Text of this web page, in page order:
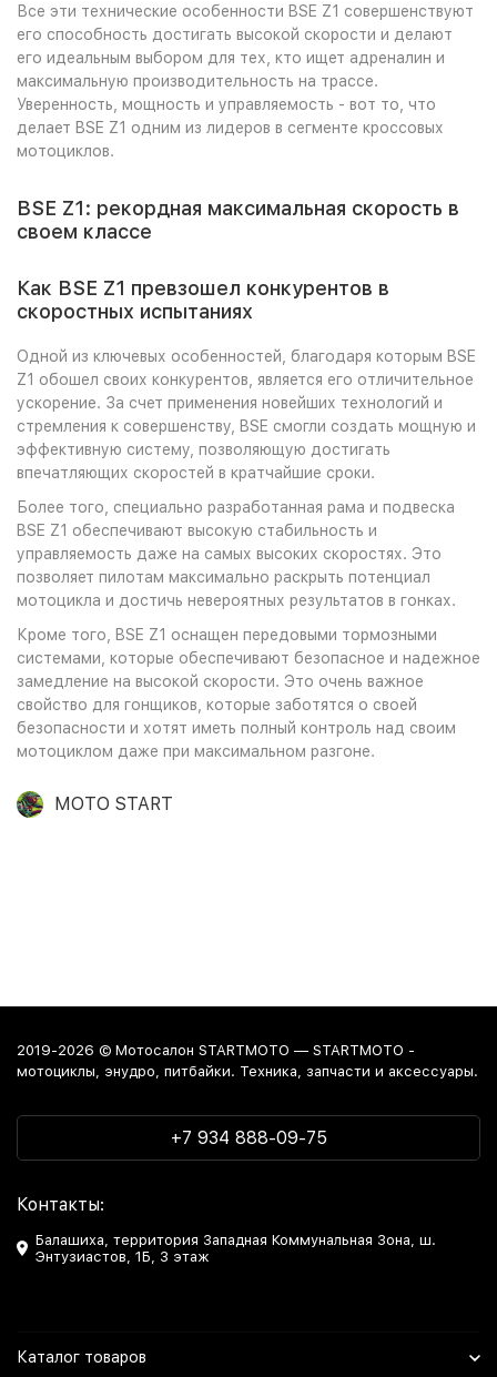
Все эти технические особенности BSE Z1 совершенствуют
его способность достигать высокой скорости и делают
его идеальным выбором для тех, кто ищет адреналин и
максимальную производительность на трассе.
Уверенность, мощность и управляемость - вот то, что
делает BSE Z1 одним из лидеров в сегменте кроссовых
мотоциклов.
BSE Z1: рекордная максимальная скорость в
своем классе
Как BSE Z1 превзошел конкурентов в
скоростных испытаниях
Одной из ключевых особенностей, благодаря которым BSE
Z1 обошел своих конкурентов, является его отличительное
ускорение. За счет применения новейших технологий и
стремления к совершенству, BSE смогли создать мощную и
эффективную систему, позволяющую достигать
впечатляющих скоростей в кратчайшие сроки.
Более того, специально разработанная рама и подвеска
BSE Z1 обеспечивают высокую стабильность и
управляемость даже на самых высоких скоростях. Это
позволяет пилотам максимально раскрыть потенциал
мотоцикла и достичь невероятных результатов в гонках.
Кроме того, BSE Z1 оснащен передовыми тормозными
системами, которые обеспечивают безопасное и надежное
замедление на высокой скорости. Это очень важное
свойство для гонщиков, которые заботятся о своей
безопасности и хотят иметь полный контроль над своим
мотоциклом даже при максимальном разгоне.
MOTO START
2019-2026 © Мотосалон STARTMOTO — STARTMOTO -
мотоциклы, энудро, питбайки. Техника, запчасти и аксессуары.
+7 934 888-09-75
Контакты:
Балашиха, территория Западная Коммунальная Зона, ш.
Энтузиастов, 1Б, 3 этаж
Каталог товаров